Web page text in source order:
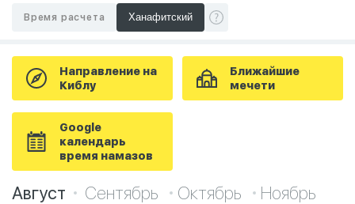
Время расчета
Направление на
Киблу
Ближайшие
мечети
Google
календарь
время намазов
Август Сентябрь Октябрь Ноябрь